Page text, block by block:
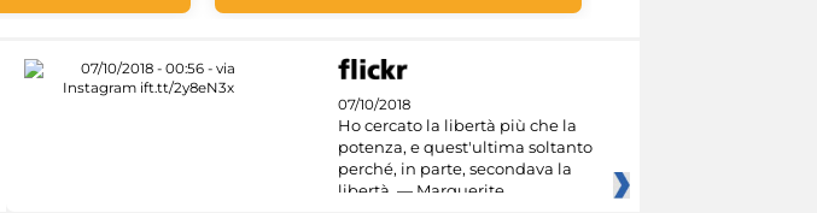
07/10/2018
Ho cercato la libertà più che la
potenza, e quest'ultima soltanto
perché, in parte, secondava la
libertà. — Marguerite